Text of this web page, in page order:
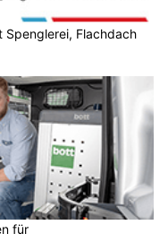
Spenglerei, Flachdach
für